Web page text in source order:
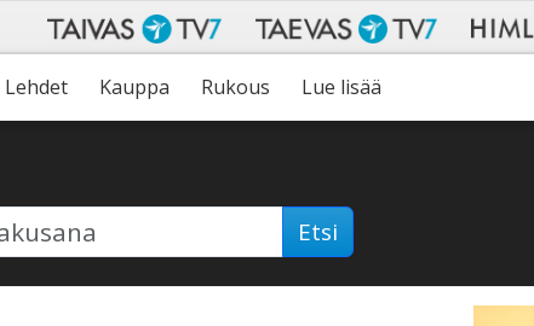
Lehdet Kauppa Rukous Lue lisää
Etsi